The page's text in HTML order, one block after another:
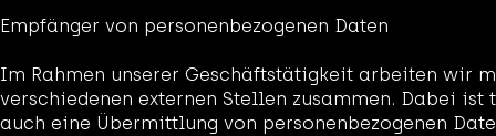
Empfänger von personenbezogenen Daten
Im Rahmen unserer Geschäftstätigkeit arbeiten wir
verschiedenen externen Stellen zusammen. Dabei ist
auch eine Übermittlung von personenbezogenen